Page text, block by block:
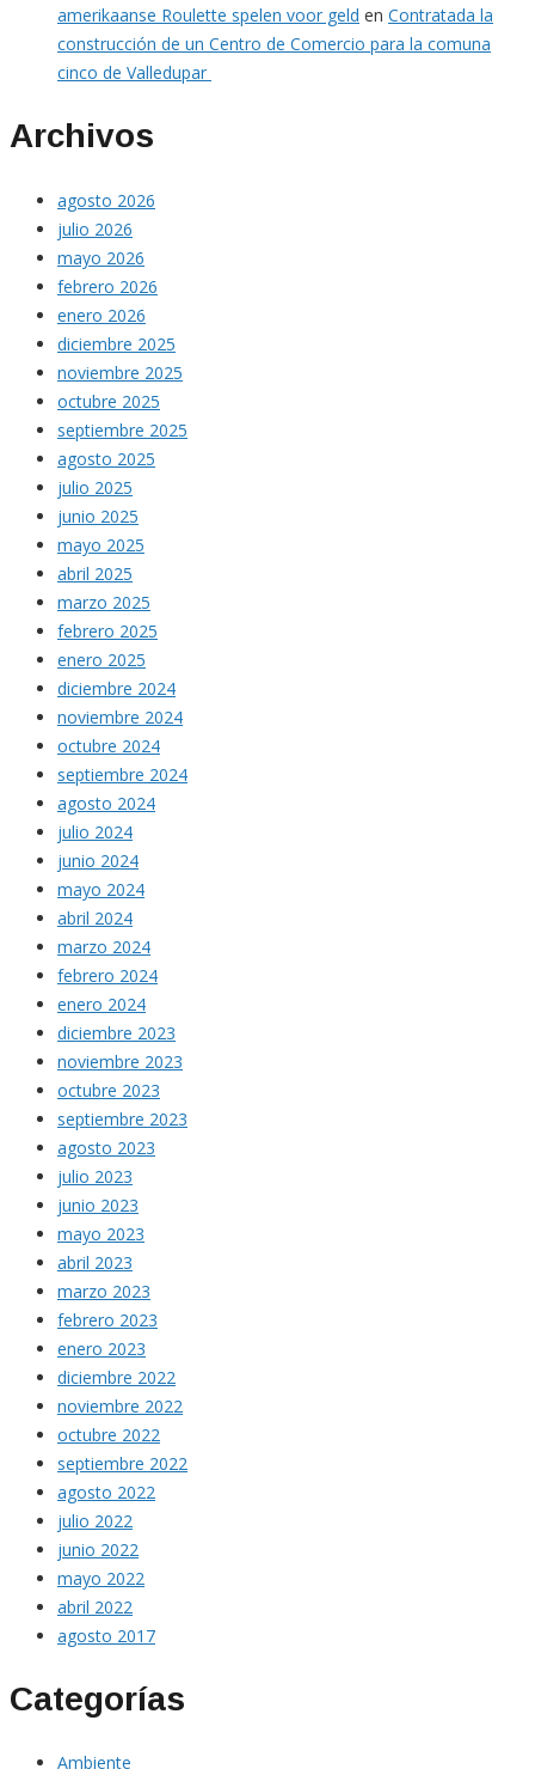
amerikaanse Roulette spelen voor geld en Contratada la
construcción de un Centro de Comercio para la comuna
cinco de Valledupar
Archivos
agosto 2026
julio 2026
mayo 2026
febrero 2026
enero 2026
diciembre 2025
noviembre 2025
octubre 2025
septiembre 2025
agosto 2025
julio 2025
junio 2025
mayo 2025
abril 2025
marzo 2025
febrero 2025
enero 2025
diciembre 2024
noviembre 2024
octubre 2024
septiembre 2024
agosto 2024
julio 2024
junio 2024
mayo 2024
abril 2024
marzo 2024
febrero 2024
enero 2024
diciembre 2023
noviembre 2023
octubre 2023
septiembre 2023
agosto 2023
julio 2023
junio 2023
mayo 2023
abril 2023
marzo 2023
febrero 2023
enero 2023
diciembre 2022
noviembre 2022
octubre 2022
septiembre 2022
agosto 2022
julio 2022
junio 2022
mayo 2022
abril 2022
agosto 2017
Categorías
Ambiente